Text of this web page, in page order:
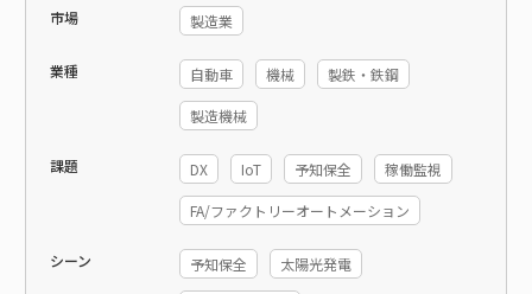
市場 製造業
業種 自動車 機械 製鉄・鉄鋼
製造機械
課題 DX IoT 予知保全 稼働監視
FA/ファクトリーオートメーション
シーン 予知保全 太陽光発電